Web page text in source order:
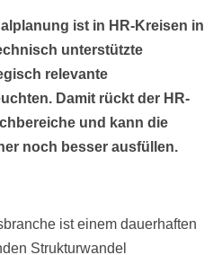
ist in HR-Kreisen in
unterstützte
relevante
Damit rückt der HR-
und kann die
noch besser ausfüllen.
ist einem dauerhaften
Strukturwandel